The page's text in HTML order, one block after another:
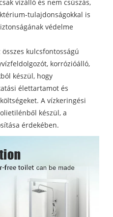
vízálló és nem csúszás,
tulajdonságokkal is
védelme
kulcsfontosságú
korrózióálló,
készül, hogy
élettartamot és
A vízkeringési
készül, a
érdekében.